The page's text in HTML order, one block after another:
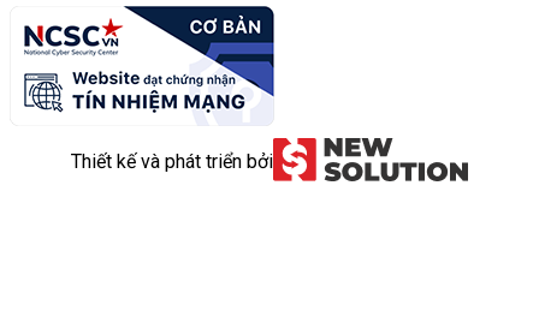
Thiết kế và phát triển bởi